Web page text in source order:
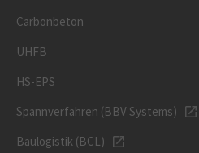
Carbonbeton
UHFB
HS-EPS
Spannverfahren (BBV Systems)
Baulogistik (BCL)